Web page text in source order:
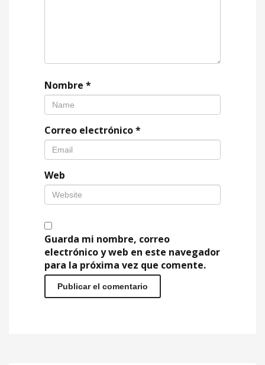
Nombre *
Correo electrónico*
Web
Guarda mi nombre, correo
electrónico y web en este navegador
para la próxima vez que comente.